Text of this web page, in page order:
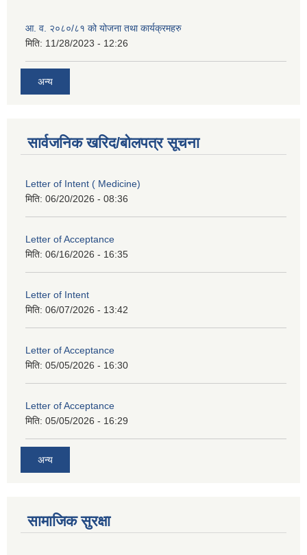
आ. व. २०८०/८१ को योजना तथा कार्यक्रमहरु
मिति: 11/28/2023 - 12:26
अन्य
सार्वजनिक खरिद/बोलपत्र सूचना
Letter of Intent ( Medicine)
मिति: 06/20/2026 - 08:36
Letter of Acceptance
मिति: 06/16/2026 - 16:35
Letter of Intent
मिति: 06/07/2026 - 13:42
Letter of Acceptance
मिति: 05/05/2026 - 16:30
Letter of Acceptance
मिति: 05/05/2026 - 16:29
अन्य
सामाजिक सुरक्षा